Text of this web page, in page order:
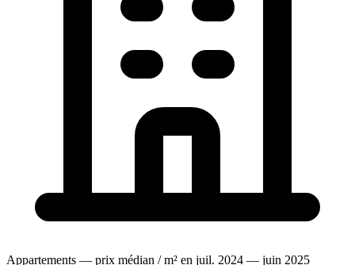
Appartements — prix médian / m² en juil. 2024 — juin 2025